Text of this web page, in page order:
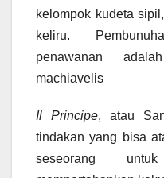
kelompok kudeta
keliru.
penawanan
machiavelis
Il Principe, atau
tindakan yang bisa
seseorang